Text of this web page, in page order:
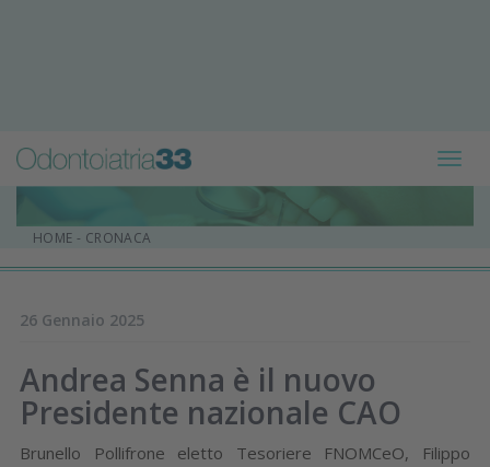
HOME - CRONACA
26 Gennaio 2025
Andrea Senna è il nuovo
Presidente nazionale CAO
Brunello Pollifrone eletto Tesoriere FNOMCeO, Filippo